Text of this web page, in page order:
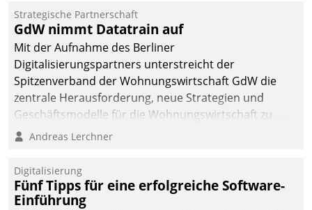
kommunale Wohnungsbauunternehmen daher
gemeinsam mit der Berliner Datatrain GmbH den
Teilprozess der Objektsanierung digitalisiert.
Strategische Partnerschaft
GdW nimmt Datatrain auf
Mit der Aufnahme des Berliner
Digitalisierungspartners unterstreicht der
Spitzenverband der Wohnungswirtschaft GdW die
zentrale Herausforderung, neue Strategien und
Geschäftsmodelle für die Wohnungswirtschaft zu
entwickeln.
Andreas Lerchner
Digitalisierung
Fünf Tipps für eine erfolgreiche Software-
Einführung